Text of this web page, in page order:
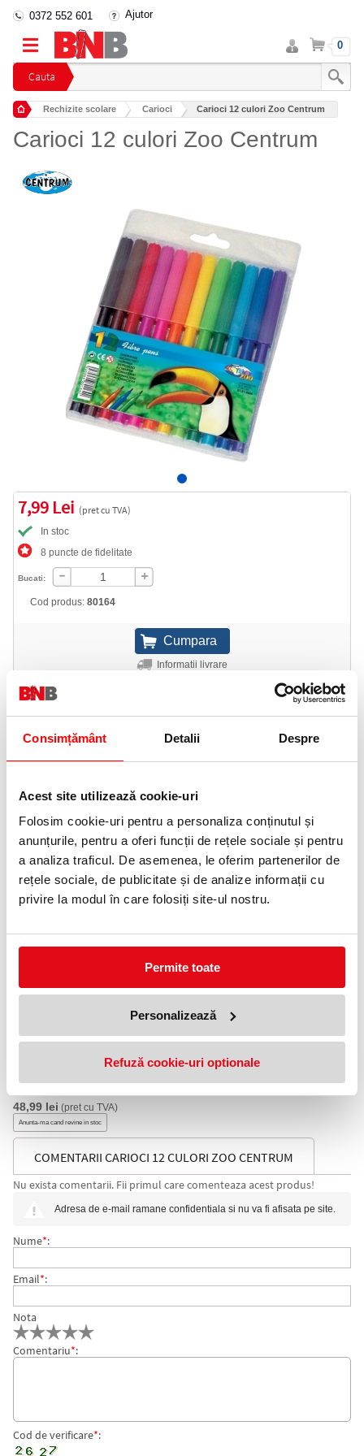
Consimțământ Detalii Despre
Acest site utilizează cookie-uri
Folosim cookie-uri pentru a personaliza conținutul și
anunțurile, pentru a oferi funcții de rețele sociale și pentru
a analiza traficul. De asemenea, le oferim partenerilor de
rețele sociale, de publicitate și de analize informații cu
privire la modul în care folosiți site-ul nostru.
Permite toate
Personalizează
Refuză cookie-uri optionale
Cauta
0372 552 601 Ajutor
Intra
in
cont
Cos 0
Rechizite scolare Carioci Carioci 12 culori Zoo Centrum
Carioci 12 culori Zoo Centrum
7,99 Lei (pret cu TVA)
In stoc
8 puncte de fidelitate
Bucati:
Cod produs: 80164
Informatii livrare
Adauga in wishlist
dur.
Tip
simple
Ambalare
12- culori
Clasa
Primar
24 culori/set Bic
48,99 lei (pret cu TVA)
Anunta-ma cand revine in stoc
COMENTARII CARIOCI 12 CULORI ZOO CENTRUM
Nu exista comentarii. Fii primul care comenteaza acest produs!
Adresa de e-mail ramane confidentiala si nu va fi afisata pe site.
Nume*:
Email*:
Nota
Comentariu*:
Cod de verificare*: